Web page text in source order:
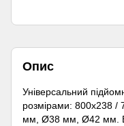
Опис
Універсальний
розмірами: 800х238 /
мм, Ø38 мм, Ø42 мм.